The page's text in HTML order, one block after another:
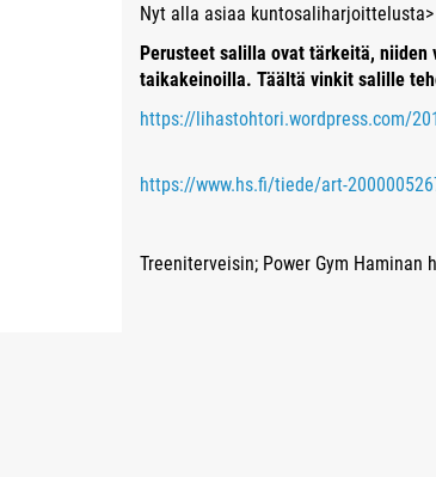
Nyt alla asiaa kuntosaliharjoittelusta>
Perusteet salilla ovat tärkeitä,
taikakeinoilla. Täältä vinkit salille
https://lihastohtori.wordpress.com/
https://www.hs.fi/tiede/art-
Treeniterveisin; Power Gym Haminan